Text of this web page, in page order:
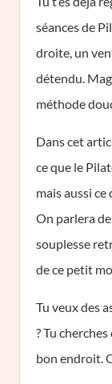
séances de
droite, un
détendu.
méthode
Dans cet
ce que le
mais aussi ce
On parlera
souplesse
de ce petit
Tu veux des
? Tu
bon endroit.